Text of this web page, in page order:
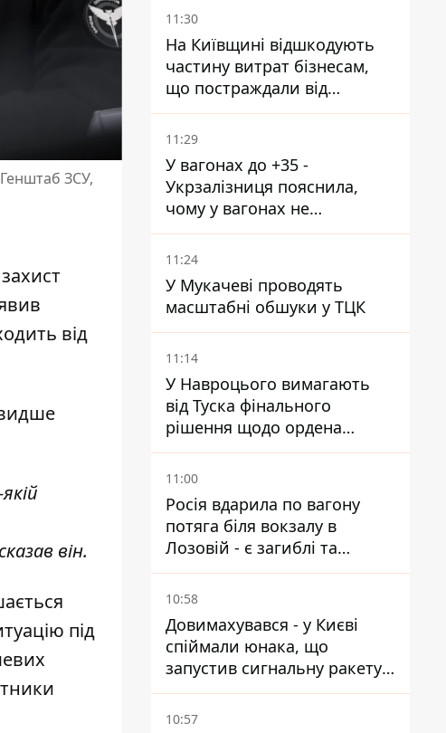
ЗСУ,
від
він.
під
11:30
На Київщині відшкодують
частину витрат бізнесам,
що постраждали від
прильотів ракет
11:29
У вагонах до +35 -
Укрзалізниця пояснила,
чому у вагонах не
працюють кондиціонери під
час спеки
11:24
У Мукачеві проводять
масштабні обшуки у ТЦК
11:14
У Навроцього вимагають
від Туска фінального
рішення щодо ордена
Зеленського – знайдіть в
собі мужність
11:00
Росія вдарила по вагону
потяга біля вокзалу в
Лозовій - є загиблі та
поранені
10:58
Довимахувався - у Києві
спіймали юнака, що
запустив сигнальну ракету,
аби потішити дівчат
10:57